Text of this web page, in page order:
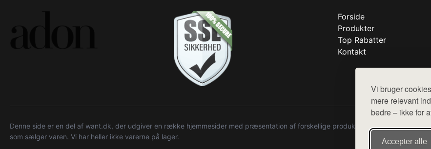
Vi bruger
mere relevant
bedre – ikke for
Accepter alle
Forside
Produkter
Top Rabatter
Kontakt
Denne side er en del af want.dk, der udgiver en række hjemmesider med præsentation af forskellige produkter fra diverse
som sælger varen. Vi har heller ikke varerne på lager.